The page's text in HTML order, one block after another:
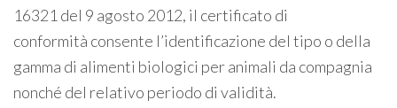
16321 del 9 agosto 2012, il certificato di
conformità consente l’identificazione del tipo o della
gamma di alimenti biologici per animali da compagnia
nonché del relativo periodo di validità.